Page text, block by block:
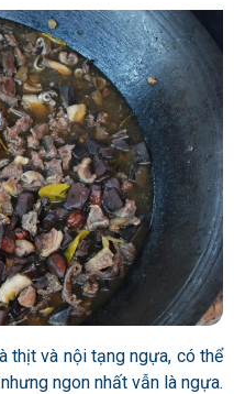
thịt và nội tạng ngựa, có thể
ngon nhất vẫn là ngựa.